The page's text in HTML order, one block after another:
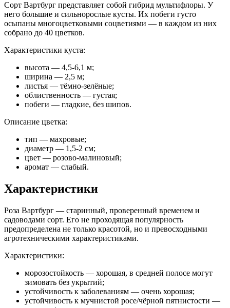
Сорт Вартбург представляет собой гибрид мультифлоры. У
него большие и сильнорослые кусты. Их побеги густо
осыпаны многоцветковыми соцветиями — в каждом из них
собрано до 40 цветков.
Характеристики куста:
высота — 4,5-6,1 м;
ширина — 2,5 м;
листья — тёмно-зелёные;
облиственность — густая;
побеги — гладкие, без шипов.
Описание цветка:
тип — махровые;
диаметр — 1,5-2 см;
цвет — розово-малиновый;
аромат — слабый.
Характеристики
Роза Вартбург — старинный, проверенный временем и
садоводами сорт. Его не проходящая популярность
предопределена не только красотой, но и превосходными
агротехническими характеристиками.
Характеристики:
морозостойкость — хорошая, в средней полосе могут
зимовать без укрытий;
устойчивость к заболеваниям — очень хорошая;
устойчивость к мучнистой росе/чёрной пятнистости —